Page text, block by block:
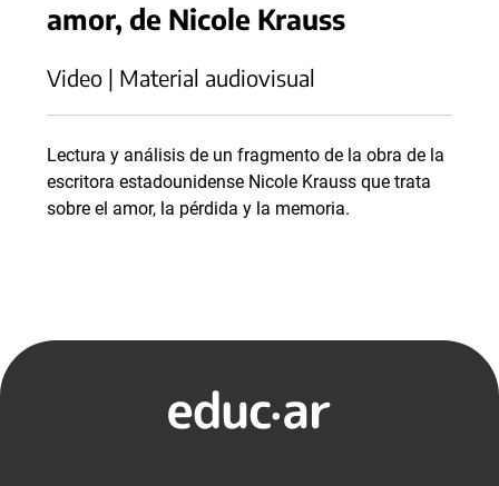
amor, de Nicole Krauss
Video | Material audiovisual
Lectura y análisis de un fragmento de la obra de la
escritora estadounidense Nicole Krauss que trata
sobre el amor, la pérdida y la memoria.